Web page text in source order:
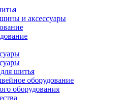
и аксессуары
шитья
оборудование
оборудования